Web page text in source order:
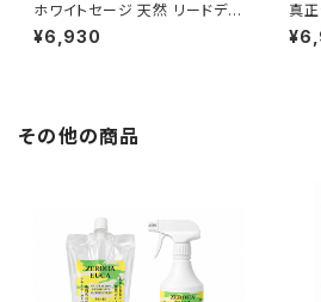
ホワイトセージ 天然 リードディ
¥6,930
真
その他の商品